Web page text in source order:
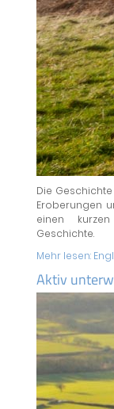
Die
Eroberungen
einen
Geschichte.
Mehr lesen:
Aktiv